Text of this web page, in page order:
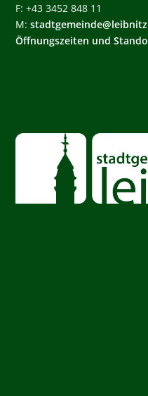
F: +43 3452 848 11
M:
Öffnungszeiten und